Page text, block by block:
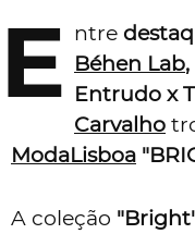
E ntre
Béhen Lab
Entrudo x
Carvalho
ModaLisboa
A coleção